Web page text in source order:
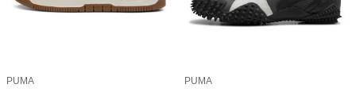
PUMA PUMA